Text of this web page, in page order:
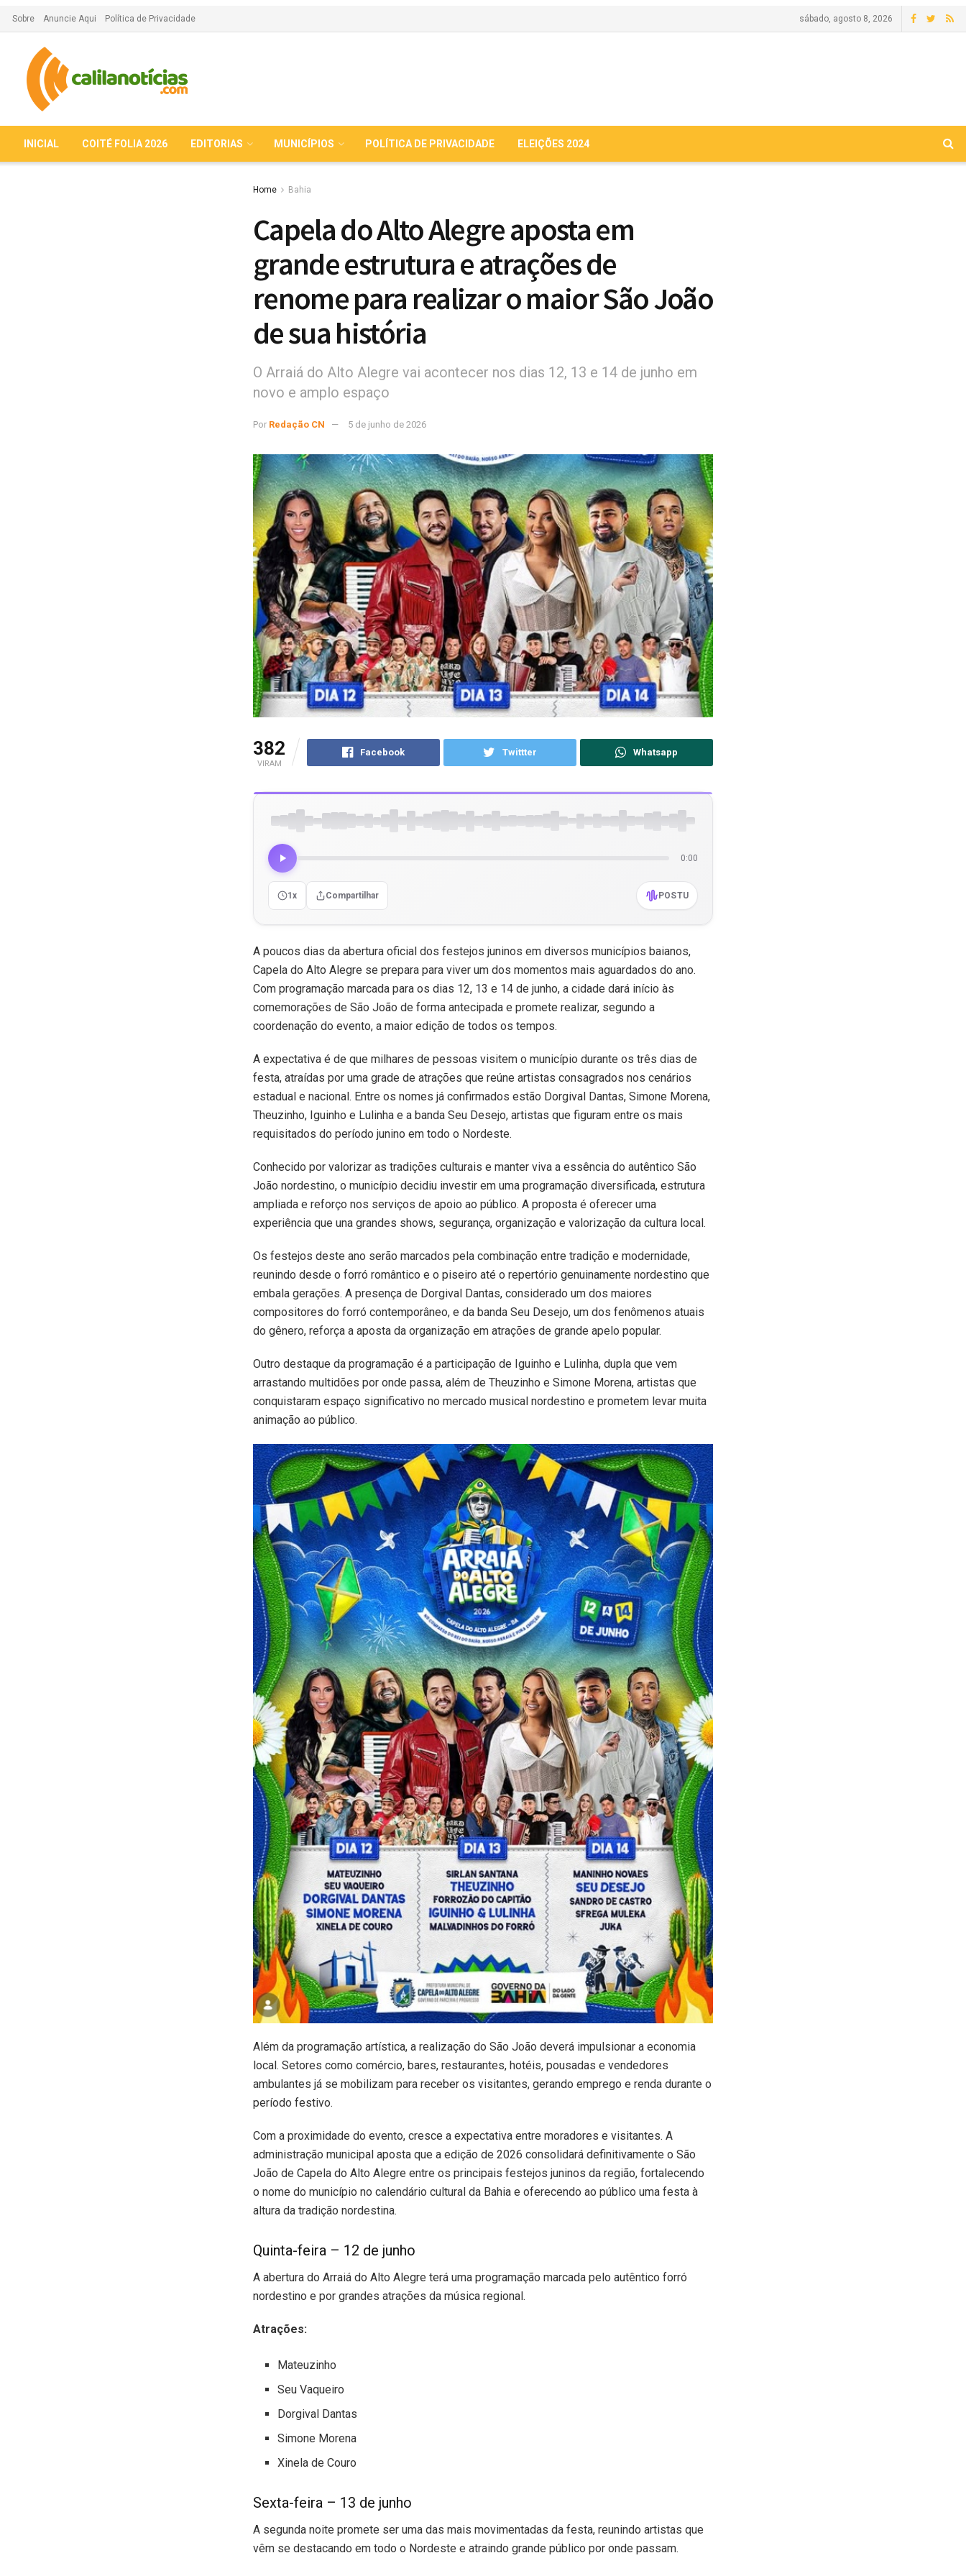
Sobre Anuncie Aqui Política de Privacidade sábado, agosto 8, 2026
INICIAL COITÉ FOLIA 2026 EDITORIAS MUNICÍPIOS POLÍTICA DE PRIVACIDADE ELEIÇÕES 2024
Home Bahia
Capela do Alto Alegre aposta em
grande estrutura e atrações de
renome para realizar o maior São João
de sua história
O Arraiá do Alto Alegre vai acontecer nos dias 12, 13 e 14 de junho em
novo e amplo espaço
Por Redação CN 5 de junho de 2026
382
VIRAM
Facebook Twittter Whatsapp
0:00
1x Compartilhar POSTU
A poucos dias da abertura oficial dos festejos juninos em diversos municípios baianos,
Capela do Alto Alegre se prepara para viver um dos momentos mais aguardados do ano.
Com programação marcada para os dias 12, 13 e 14 de junho, a cidade dará início às
comemorações de São João de forma antecipada e promete realizar, segundo a
coordenação do evento, a maior edição de todos os tempos.
A expectativa é de que milhares de pessoas visitem o município durante os três dias de
festa, atraídas por uma grade de atrações que reúne artistas consagrados nos cenários
estadual e nacional. Entre os nomes já confirmados estão Dorgival Dantas, Simone Morena,
Theuzinho, Iguinho e Lulinha e a banda Seu Desejo, artistas que figuram entre os mais
requisitados do período junino em todo o Nordeste.
Conhecido por valorizar as tradições culturais e manter viva a essência do autêntico São
João nordestino, o município decidiu investir em uma programação diversificada, estrutura
ampliada e reforço nos serviços de apoio ao público. A proposta é oferecer uma
experiência que una grandes shows, segurança, organização e valorização da cultura local.
Os festejos deste ano serão marcados pela combinação entre tradição e modernidade,
reunindo desde o forró romântico e o piseiro até o repertório genuinamente nordestino que
embala gerações. A presença de Dorgival Dantas, considerado um dos maiores
compositores do forró contemporâneo, e da banda Seu Desejo, um dos fenômenos atuais
do gênero, reforça a aposta da organização em atrações de grande apelo popular.
Outro destaque da programação é a participação de Iguinho e Lulinha, dupla que vem
arrastando multidões por onde passa, além de Theuzinho e Simone Morena, artistas que
conquistaram espaço significativo no mercado musical nordestino e prometem levar muita
animação ao público.
Além da programação artística, a realização do São João deverá impulsionar a economia
local. Setores como comércio, bares, restaurantes, hotéis, pousadas e vendedores
ambulantes já se mobilizam para receber os visitantes, gerando emprego e renda durante o
período festivo.
Com a proximidade do evento, cresce a expectativa entre moradores e visitantes. A
administração municipal aposta que a edição de 2026 consolidará definitivamente o São
João de Capela do Alto Alegre entre os principais festejos juninos da região, fortalecendo
o nome do município no calendário cultural da Bahia e oferecendo ao público uma festa à
altura da tradição nordestina.
Quinta-feira – 12 de junho
A abertura do Arraiá do Alto Alegre terá uma programação marcada pelo autêntico forró
nordestino e por grandes atrações da música regional.
Atrações:
Mateuzinho
Seu Vaqueiro
Dorgival Dantas
Simone Morena
Xinela de Couro
Sexta-feira – 13 de junho
A segunda noite promete ser uma das mais movimentadas da festa, reunindo artistas que
vêm se destacando em todo o Nordeste e atraindo grande público por onde passam.